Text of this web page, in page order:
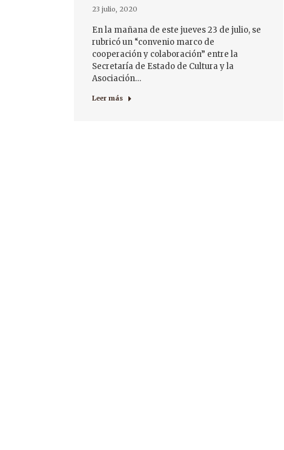
23 julio, 2020
En la mañana de este jueves 23 de julio, se
rubricó un “convenio marco de
cooperación y colaboración” entre la
Secretaría de Estado de Cultura y la
Asociación…
Leer más